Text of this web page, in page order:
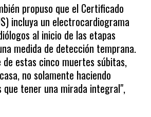
propuso que el Certificado
incluya un electrocardiograma
al inicio de las etapas
medida de detección temprana.
de estas cinco muertes súbitas,
no solamente haciendo
que tener una mirada integral",